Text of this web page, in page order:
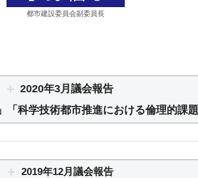
都市建設委員会副委員長
2020年3月議会報告
「科学技術都市推進における倫理的課題
2019年12月議会報告